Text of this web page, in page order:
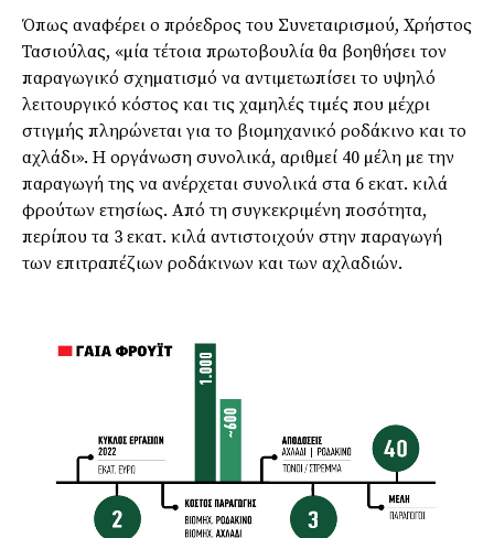
Όπως αναφέρει ο πρόεδρος του Συνεταιρισµού, Χρήστος
Τασιούλας, «µία τέτοια πρωτοβουλία θα βοηθήσει τον
παραγωγικό σχηµατισµό να αντιµετωπίσει το υψηλό
λειτουργικό κόστος και τις χαµηλές τιµές που µέχρι
στιγµής πληρώνεται για το βιοµηχανικό ροδάκινο και το
αχλάδι». Η οργάνωση συνολικά, αριθµεί 40 µέλη µε την
παραγωγή της να ανέρχεται συνολικά στα 6 εκατ. κιλά
φρούτων ετησίως. Από τη συγκεκριµένη ποσότητα,
περίπου τα 3 εκατ. κιλά αντιστοιχούν στην παραγωγή
των επιτραπέζιων ροδάκινων και των αχλαδιών.